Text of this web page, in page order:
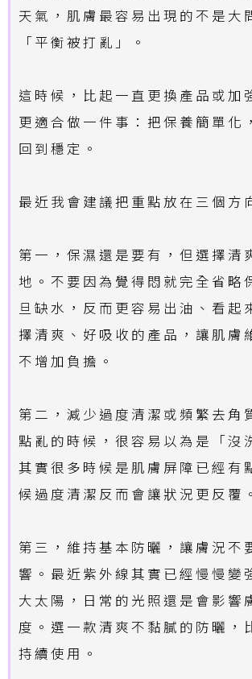
天氣，肌膚最容易出現的不是大
「平衡被打亂」。
這時候，比起一直更換產品或加
更適合做一件事：把保養簡單化
回到穩定。
最近我會建議把重點放在三個方
第一，保濕還是要有，但選擇清
地。不要因為覺得悶就完全省略
旦缺水，反而更容易出油、看起
擇清爽、好吸收的產品，讓肌膚
不增加負擔。
第二，減少過度清潔或頻繁去角
點亂的時候，很容易以為是「沒
其實很多時候是肌膚屏障已經有
候過度清潔反而會讓狀況更反覆。
第三，維持基本防曬，讓膚況不
響。最近紫外線其實已經慢慢變
大太陽，日常的光照還是會影響
度。選一款清爽不黏膩的防曬，
持續使用。